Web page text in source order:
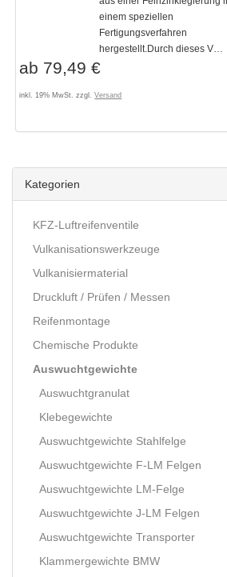
einem speziellen
Fertigungsverfahren
hergestellt.Durch dieses V…
ab 79,49 €
inkl. 19% MwSt. zzgl.Versand
Kategorien
KFZ-Luftreifenventile
Vulkanisationswerkzeuge
Vulkanisiermaterial
Druckluft / Prüfen / Messen
Reifenmontage
Chemische Produkte
Auswuchtgewichte
Auswuchtgranulat
Klebegewichte
Auswuchtgewichte Stahlfelge
Auswuchtgewichte F-LM Felgen
Auswuchtgewichte LM-Felge
Auswuchtgewichte J-LM Felgen
Auswuchtgewichte Transporter
Klammergewichte BMW